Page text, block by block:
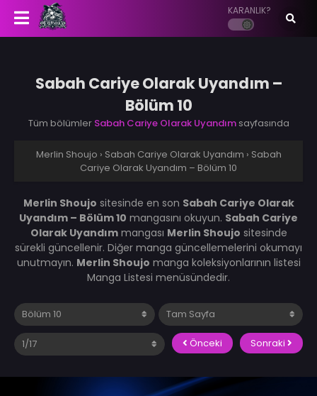
KARANLIK?
Sabah Cariye Olarak Uyandım –
Bölüm 10
Tüm bölümler Sabah Cariye Olarak Uyandımsayfasında
Merlin Shoujo › Sabah Cariye Olarak Uyandım › Sabah
Cariye Olarak Uyandım – Bölüm 10
Merlin Shoujo sitesinde en son Sabah Cariye Olarak
Uyandım – Bölüm 10 mangasını okuyun. Sabah Cariye
Olarak Uyandımmangası Merlin Shoujo sitesinde
sürekli güncellenir. Diğer manga güncellemelerini okumayı
unutmayın. Merlin Shoujo manga koleksiyonlarının listesi
Manga Listesi menüsündedir.
Önceki Sonraki